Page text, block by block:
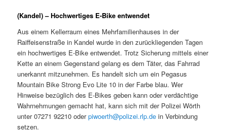
(Kandel) – Hochwertiges E-Bike entwendet
Aus einem Kellerraum eines Mehrfamilienhauses in der
Raiffeisenstraße in Kandel wurde in den zurückliegenden Tagen
ein hochwertiges E-Bike entwendet. Trotz Sicherung mittels einer
Kette an einem Gegenstand gelang es dem Täter, das Fahrrad
unerkannt mitzunehmen. Es handelt sich um ein Pegasus
Mountain Bike Strong Evo Lite 10 in der Farbe blau. Wer
Hinweise bezüglich des E-Bikes geben kann oder verdächtige
Wahrnehmungen gemacht hat, kann sich mit der Polizei Wörth
unter 07271 92210 oderpiwoerth@polizei.rlp.de in Verbindung
setzen.